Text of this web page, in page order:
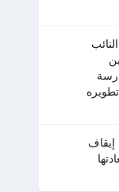
تطويره